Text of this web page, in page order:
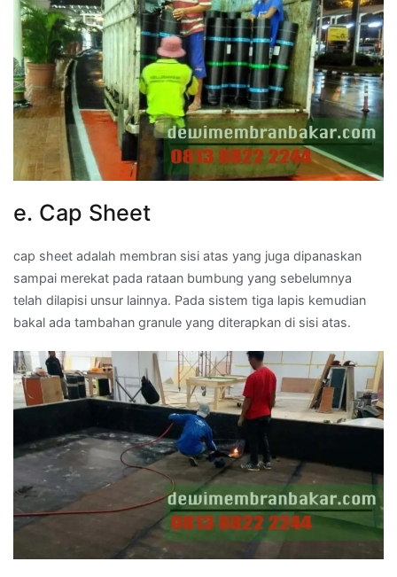
e. Cap Sheet
cap sheet adalah membran sisi atas yang juga dipanaskan
sampai merekat pada rataan bumbung yang sebelumnya
telah dilapisi unsur lainnya. Pada sistem tiga lapis kemudian
bakal ada tambahan granule yang diterapkan di sisi atas.